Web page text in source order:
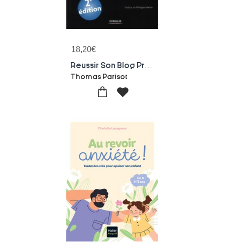
18,20€
Thomas Parisot